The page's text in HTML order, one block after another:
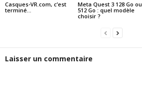
Casques-VR.com, c’est
terminé…
Meta Quest 3 128 Go ou
512 Go : quel modèle
choisir ?
Laisser un commentaire